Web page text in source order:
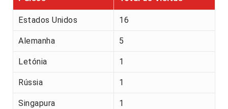
Estados Unidos 16
Alemanha 5
Letónia 1
Rússia 1
Singapura 1